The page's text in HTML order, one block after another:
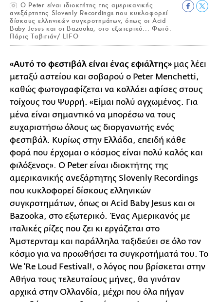
Ο Peter είναι ιδιοκτήτης της αμερικανικής
ανεξάρτητης Slovenly Recordings που κυκλοφορεί
δίσκους ελληνικών συγκροτημάτων, όπως οι Acid
Baby Jesus και οι Bazooka, στο εξωτερικό... Φωτό:
Πάρις Ταβιτιάν/ LIFO
«Αυτό το φεστιβάλ είναι ένας εφιάλτης» μας λέει
μεταξύ αστείου και σοβαρού ο Peter Menchetti,
καθώς φωτογραφίζεται να κολλάει αφίσες στους
τοίχους του Ψυρρή. «Είμαι πολύ αγχωμένος. Για
μένα είναι σημαντικό να μπορέσω να τους
ευχαριστήσω όλους ως διοργανωτής ενός
φεστιβάλ. Κυρίως στην Ελλάδα, επειδή κάθε
φορά που έρχομαι ο κόσμος είναι πολύ καλός και
φιλόξενος». Ο Peter είναι ιδιοκτήτης της
αμερικανικής ανεξάρτητης Slovenly Recordings
που κυκλοφορεί δίσκους ελληνικών
συγκροτημάτων, όπως οι Acid Baby Jesus και οι
Bazooka, στο εξωτερικό. Ένας Αμερικανός με
ιταλικές ρίζες που ζει κι εργάζεται στο
Άμστερνταμ και παράλληλα ταξιδεύει σε όλο τον
κόσμο για να προωθήσει τα συγκροτήματά του. Το
We 'Re Loud Festival!, ο λόγος που βρίσκεται στην
Αθήνα τους τελευταίους μήνες, θα γινόταν
αρχικά στην Ολλανδία, μέχρι που όλα πήγαν